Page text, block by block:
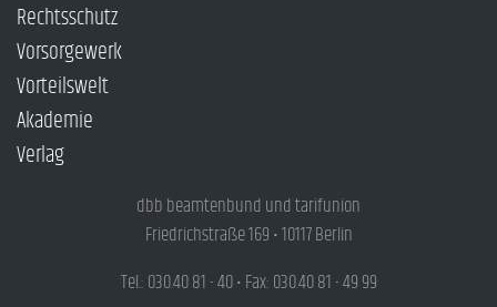
Rechtsschutz
Vorsorgewerk
Vorteilswelt
Akademie
Verlag
dbb beamtenbund und tarifunion
Friedrichstraße 169 • 10117 Berlin
Tel.: 030.40 81 - 40 • Fax: 030.40 81 - 49 99